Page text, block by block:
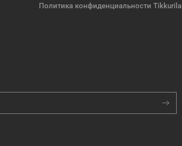
Политика конфиденциальности Tikkurila